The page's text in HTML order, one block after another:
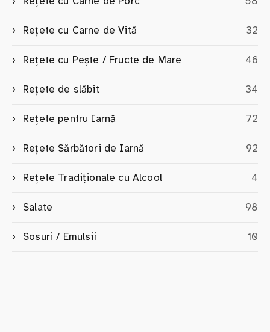
Rețete cu Carne de Vită 32
Rețete cu Pește / Fructe de Mare 46
Rețete de slăbit 34
Rețete pentru Iarnă 72
Rețete Sărbători de Iarnă 92
Rețete Tradiționale cu Alcool 4
Salate 98
Sosuri / Emulsii 10